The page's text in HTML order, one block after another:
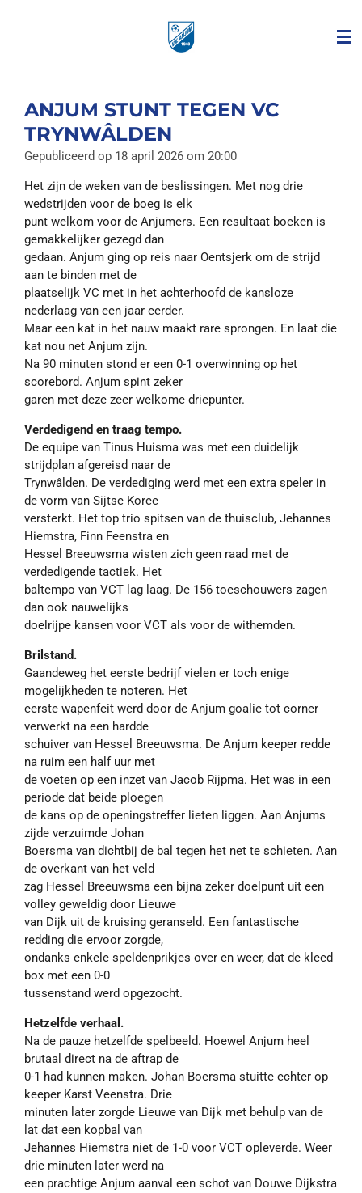
ANJUM STUNT TEGEN VC
TRYNWÂLDEN
Gepubliceerd op 18 april 2026 om 20:00
Het zijn de weken van de beslissingen. Met nog drie
wedstrijden voor de boeg is elk
punt welkom voor de Anjumers. Een resultaat boeken is
gemakkelijker gezegd dan
gedaan. Anjum ging op reis naar Oentsjerk om de strijd
aan te binden met de
plaatselijk VC met in het achterhoofd de kansloze
nederlaag van een jaar eerder.
Maar een kat in het nauw maakt rare sprongen. En laat die
kat nou net Anjum zijn.
Na 90 minuten stond er een 0-1 overwinning op het
scorebord. Anjum spint zeker
garen met deze zeer welkome driepunter.
Verdedigend en traag tempo.
De equipe van Tinus Huisma was met een duidelijk
strijdplan afgereisd naar de
Trynwâlden. De verdediging werd met een extra speler in
de vorm van Sijtse Koree
versterkt. Het top trio spitsen van de thuisclub, Jehannes
Hiemstra, Finn Feenstra en
Hessel Breeuwsma wisten zich geen raad met de
verdedigende tactiek. Het
baltempo van VCT lag laag. De 156 toeschouwers zagen
dan ook nauwelijks
doelrijpe kansen voor VCT als voor de withemden.
Brilstand.
Gaandeweg het eerste bedrijf vielen er toch enige
mogelijkheden te noteren. Het
eerste wapenfeit werd door de Anjum goalie tot corner
verwerkt na een hardde
schuiver van Hessel Breeuwsma. De Anjum keeper redde
na ruim een half uur met
de voeten op een inzet van Jacob Rijpma. Het was in een
periode dat beide ploegen
de kans op de openingstreffer lieten liggen. Aan Anjums
zijde verzuimde Johan
Boersma van dichtbij de bal tegen het net te schieten. Aan
de overkant van het veld
zag Hessel Breeuwsma een bijna zeker doelpunt uit een
volley geweldig door Lieuwe
van Dijk uit de kruising geranseld. Een fantastische
redding die ervoor zorgde,
ondanks enkele speldenprikjes over en weer, dat de kleed
box met een 0-0
tussenstand werd opgezocht.
Hetzelfde verhaal.
Na de pauze hetzelfde spelbeeld. Hoewel Anjum heel
brutaal direct na de aftrap de
0-1 had kunnen maken. Johan Boersma stuitte echter op
keeper Karst Veenstra. Drie
minuten later zorgde Lieuwe van Dijk met behulp van de
lat dat een kopbal van
Jehannes Hiemstra niet de 1-0 voor VCT opleverde. Weer
drie minuten later werd na
een prachtige Anjum aanval een schot van Douwe Dijkstra